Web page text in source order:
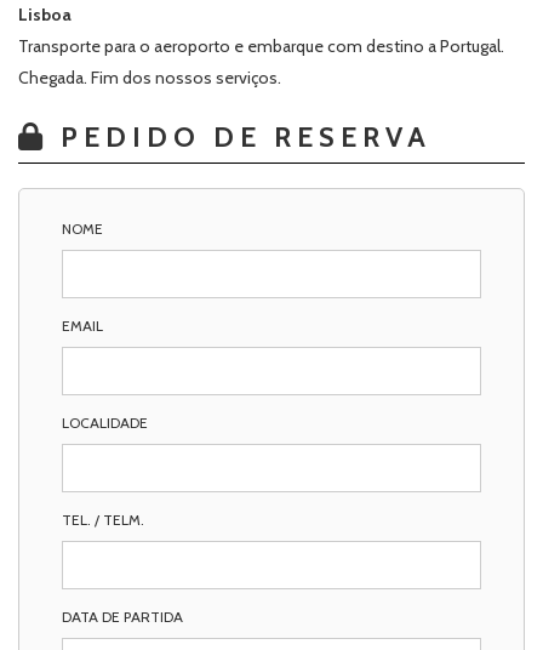
Lisboa
Transporte para o aeroporto e embarque com destino a Portugal.
Chegada. Fim dos nossos serviços.
PEDIDO DE RESERVA
NOME
EMAIL
LOCALIDADE
TEL. / TELM.
DATA DE PARTIDA